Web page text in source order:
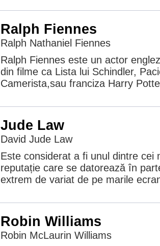
Ralph Fiennes
Ralph Nathaniel Fiennes
Ralph Fiennes este un actor
din filme ca Lista lui Schindler,
Camerista,sau franciza Harry
Jude Law
David Jude Law
Este considerat a fi unul dintre cei
reputație care se datorează în
extrem de variat de pe marile
Robin Williams
Robin McLaurin Williams